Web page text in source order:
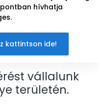
hívhatja
kattintson ide!
vállalunk
területén.